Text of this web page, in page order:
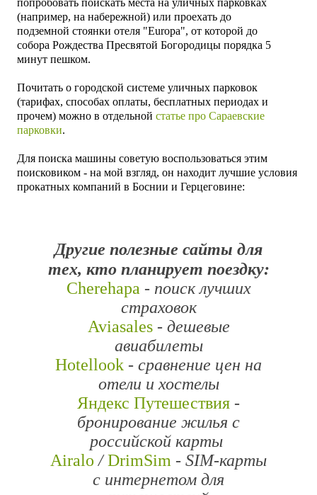
попробовать поискать места на уличных парковках
(например, на набережной) или проехать до
подземной стоянки отеля "Europa", от которой до
собора Рождества Пресвятой Богородицы порядка 5
минут пешком.
Почитать о городской системе уличных парковок
(тарифах, способах оплаты, бесплатных периодах и
прочем) можно в отдельной статье про Сараевские
парковки.
Для поиска машины советую воспользоваться этим
поисковиком - на мой взгляд, он находит лучшие условия
прокатных компаний в Боснии и Герцеговине:
Другие полезные сайты для
тех, кто планирует поездку:
Cherehapa - поиск лучших
страховок
Aviasales - дешевые
авиабилеты
Hotellook - сравнение цен на
отели и хостелы
Яндекс Путешествия -
бронирование жилья с
российской карты
Airalo /DrimSim - SIM-карты
с интернетом для